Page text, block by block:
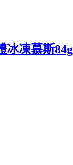
冰凍慕斯84g